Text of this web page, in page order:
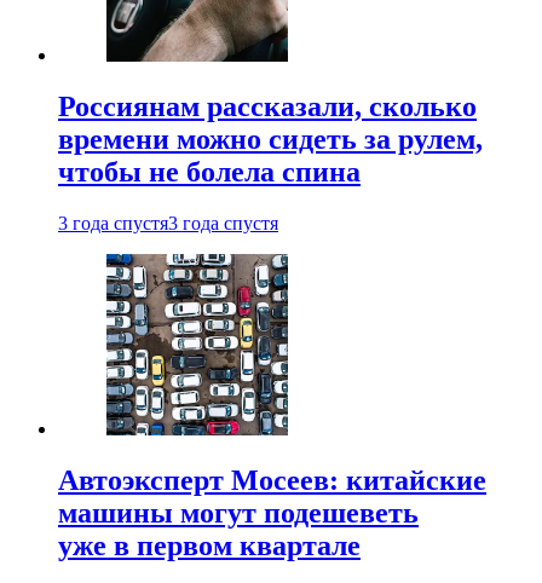
Россиянам рассказали, сколько
времени можно сидеть за рулем,
чтобы не болела спина
3 года спустя3 года спустя
Автоэксперт Мосеев: китайские
машины могут подешеветь
уже в первом квартале